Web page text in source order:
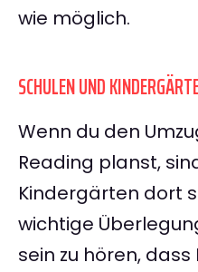
wie möglich.
SCHULEN UND
Wenn du den
Reading planst,
Kindergärten dort
wichtige
sein zu hören,